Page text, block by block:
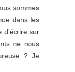
sommes
dans les
d’écrire sur
ne nous
? Je